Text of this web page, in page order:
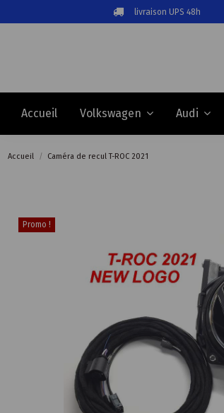
livraison UPS 48h
Accueil Volkswagen Audi
Accueil Caméra de recul T-ROC 2021
Promo !